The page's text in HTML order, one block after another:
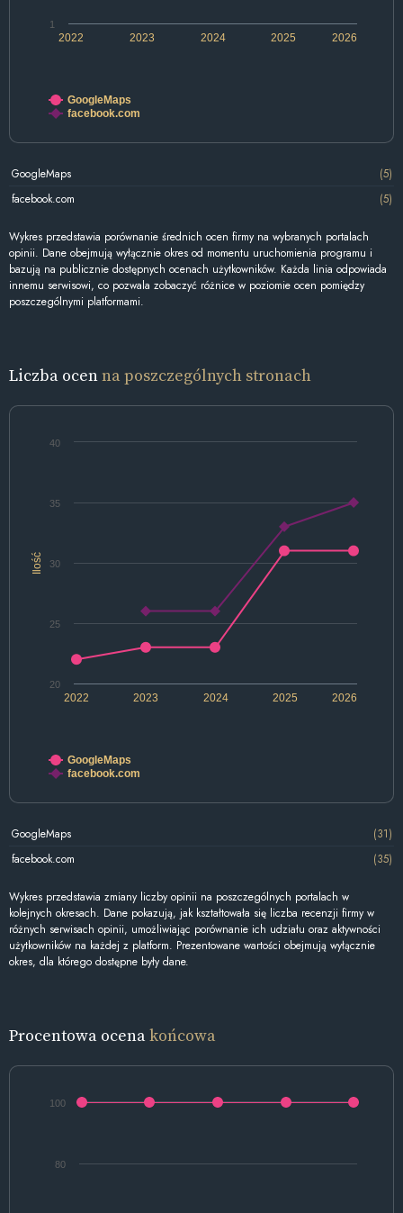
2022 2024 2026
2023 2025
1
GoogleMaps
facebook.com
GoogleMaps
(5)
facebook.com
(5)
Wykres przedstawia porównanie średnich ocen firmy na wybranych portalach
opinii. Dane obejmują wyłącznie okres od momentu uruchomienia programu i
bazują na publicznie dostępnych ocenach użytkowników. Każda linia odpowiada
innemu serwisowi, co pozwala zobaczyć różnice w poziomie ocen pomiędzy
poszczególnymi platformami.
Liczba ocenna poszczególnych stronach
Ilość
2022 2024 2026
2023 2025
20
30
25
35
40
GoogleMaps
facebook.com
GoogleMaps
(31)
facebook.com
(35)
Wykres przedstawia zmiany liczby opinii na poszczególnych portalach w
kolejnych okresach. Dane pokazują, jak kształtowała się liczba recenzji firmy w
różnych serwisach opinii, umożliwiając porównanie ich udziału oraz aktywności
użytkowników na każdej z platform. Prezentowane wartości obejmują wyłącznie
okres, dla którego dostępne były dane.
Procentowa ocenakońcowa
80
100